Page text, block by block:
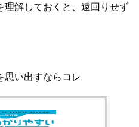
理解しておくと、遠回りせず
い出すならコレ